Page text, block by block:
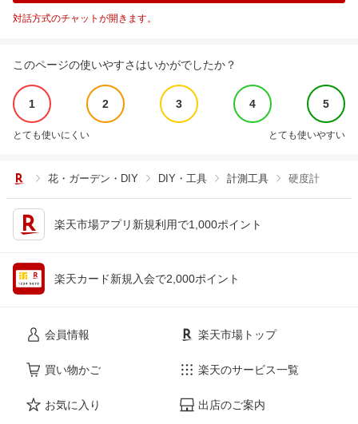
対話方式のチャットが開きます。
このページの使いやすさはいかがでしたか？
1 2 3 4 5
とても使いにくい とても使いやすい
花・ガーデン・DIY DIY・工具 計測工具 硬度計
楽天市場アプリ新規利用で1,000ポイント
楽天カード新規入会で2,000ポイント
会員情報
買い物かご
お気に入り
楽天市場トップ
楽天のサービス一覧
出店のご案内